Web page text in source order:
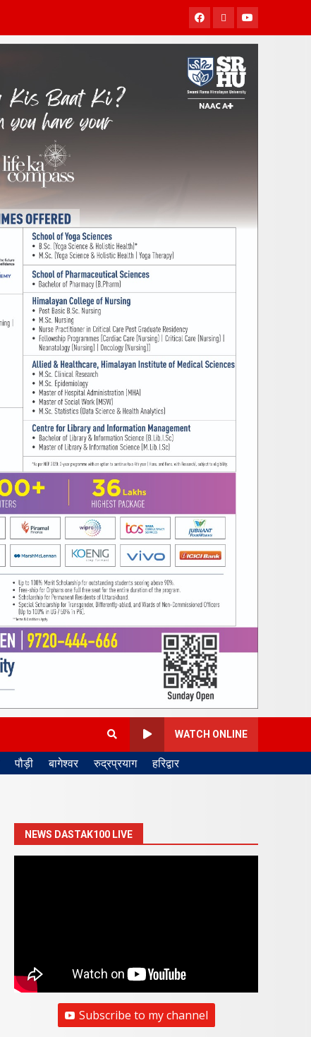
Facebook
TwitterYoutube
WATCH ONLINE
पौड़ी बागेश्वर रुद्रप्रयाग हरिद्वार
NEWS DASTAK100 LIVE
Subscribe to my channel